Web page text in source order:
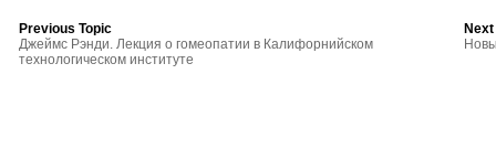
медицины
Previous Topic
Джеймс Рэнди. Лекция о гомеопатии в Калифорнийском
технологическом институте